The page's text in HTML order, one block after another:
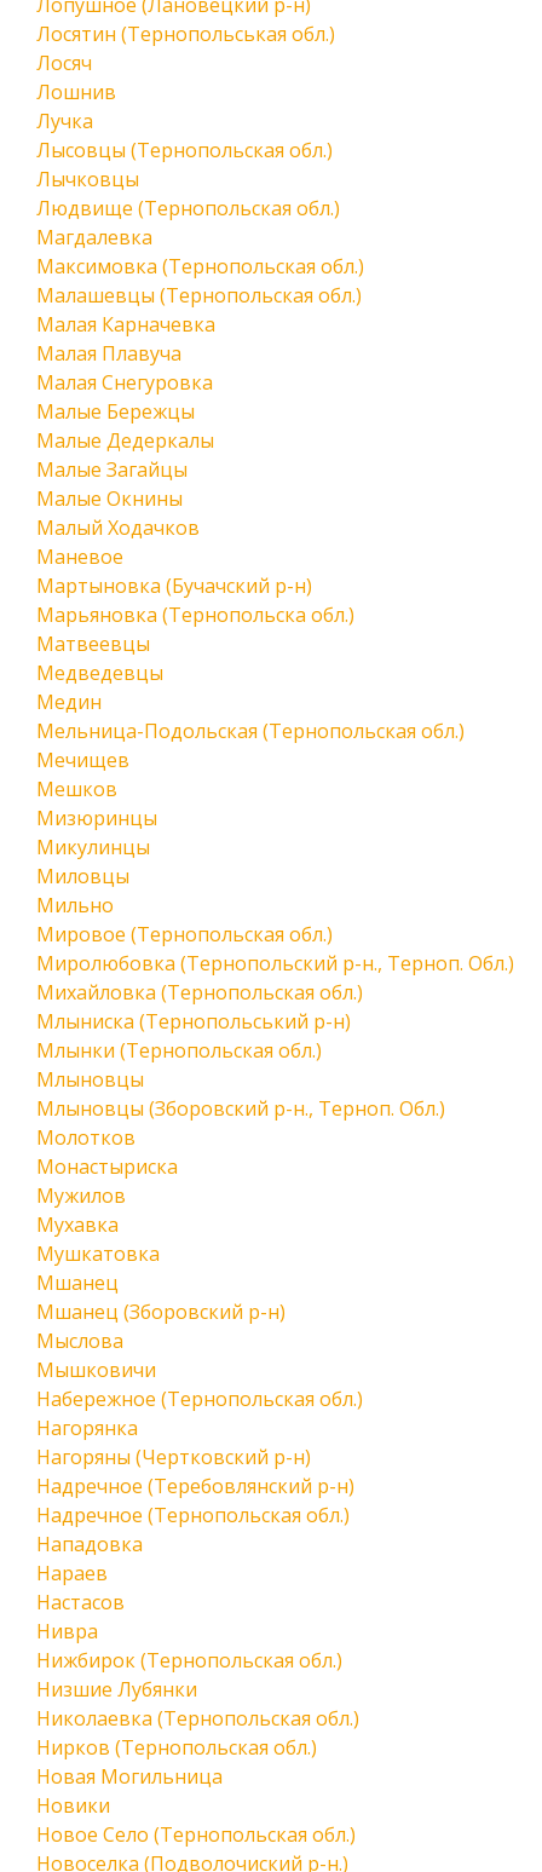
Лосятин (Тернопольськая обл.)
Лосяч
Лошнив
Лучка
Лысовцы (Тернопольская обл.)
Лычковцы
Людвище (Тернопольская обл.)
Магдалевка
Максимовка (Тернопольская обл.)
Малашевцы (Тернопольская обл.)
Малая Карначевка
Малая Плавуча
Малая Снегуровка
Малые Бережцы
Малые Дедеркалы
Малые Загайцы
Малые Окнины
Малый Ходачков
Маневое
Мартыновка (Бучачский р-н)
Марьяновка (Тернопольска обл.)
Матвеевцы
Медведевцы
Медин
Мельница-Подольская (Тернопольская обл.)
Мечищев
Мешков
Мизюринцы
Микулинцы
Миловцы
Мильно
Мировое (Тернопольская обл.)
Миролюбовка (Тернопольский р-н., Терноп. Обл.)
Михайловка (Тернопольская обл.)
Млыниска (Тернопольський р-н)
Млынки (Тернопольская обл.)
Млыновцы
Млыновцы (Зборовский р-н., Терноп. Обл.)
Молотков
Монастыриска
Мужилов
Мухавка
Мушкатовка
Мшанец
Мшанец (Зборовский р-н)
Мыслова
Мышковичи
Набережное (Тернопольская обл.)
Нагорянка
Нагоряны (Чертковский р-н)
Надречное (Теребовлянский р-н)
Надречное (Тернопольская обл.)
Нападовка
Нараев
Настасов
Нивра
Нижбирок (Тернопольская обл.)
Низшие Лубянки
Николаевка (Тернопольская обл.)
Нирков (Тернопольская обл.)
Новая Могильница
Новики
Новое Село (Тернопольская обл.)
Новоселка (Подволочиский р-н.)